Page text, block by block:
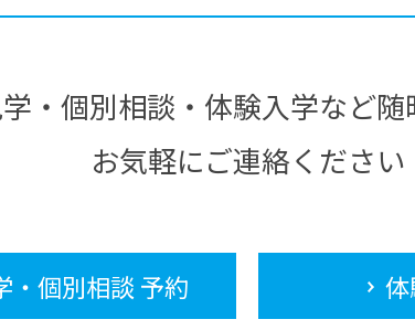
・個別相談・体験入学など随
お気軽にご連絡ください
・個別相談 予約